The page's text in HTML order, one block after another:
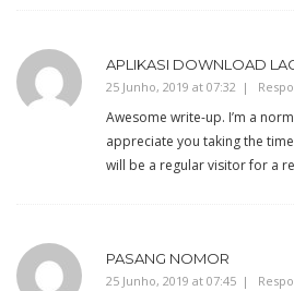
APLIKASI DOWNLOAD
25 Junho, 2019 at 07:32
Awesome write-up. I’m a
appreciate you taking the
will be a regular visitor for a
PASANG NOMOR
25 Junho, 2019 at 07:45